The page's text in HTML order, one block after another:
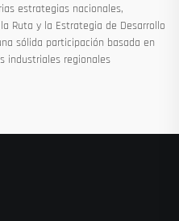
estrategias nacionales,
Ruta y la Estrategia de Desarrollo
sólida participación basada en
industriales regionales